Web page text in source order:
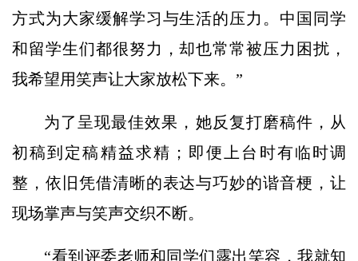
方式为大家缓解学习与生活的压力。中国同学
和留学生们都很努力，却也常常被压力困扰，
我希望用笑声让大家放松下来。”
为了呈现最佳效果，她反复打磨稿件，从
初稿到定稿精益求精；即便上台时有临时调
整，依旧凭借清晰的表达与巧妙的谐音梗，让
现场掌声与笑声交织不断。
“看到评委老师和同学们露出笑容，我就知